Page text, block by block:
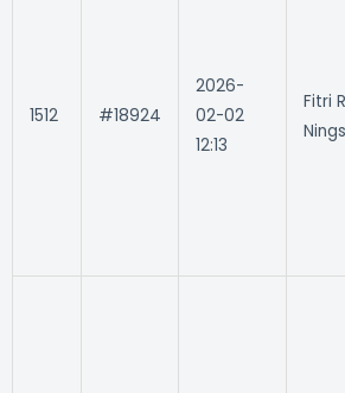
1512 #18924
2026-
02-02
12:13
Fitri